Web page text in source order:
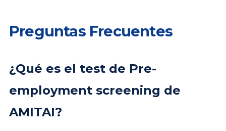
Preguntas Frecuentes
¿Qué es el test de Pre-
employment screening de
AMITAI?